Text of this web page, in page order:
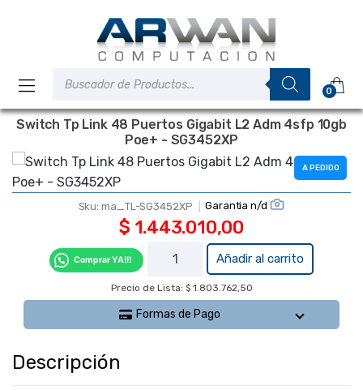
0
Switch Tp Link 48 Puertos Gigabit L2 Adm 4sfp 10gb
Poe+ - SG3452XP
A PEDIDO
Sku:ma_TL-SG3452XP Garantia n/d
$ 1.443.010,00
Comprar YA!!!
Switch Tp
Puertos
Gigabit L2
Adm 4sfp
Añadir al carrito
Precio de Lista: $ 1.803.762,50
Formas de Pago
Descripción